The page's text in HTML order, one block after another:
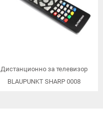
Дистанционно за телевизор
BLAUPUNKT SHARP 0008